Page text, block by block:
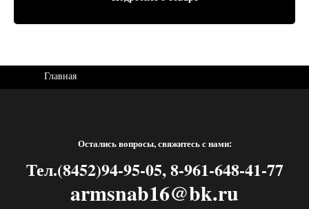
Главная
Остались вопросы, свяжитесь с нами:
Тел.(8452)94-95-05, 8-961-648-41-77
armsnab16@bk.ru